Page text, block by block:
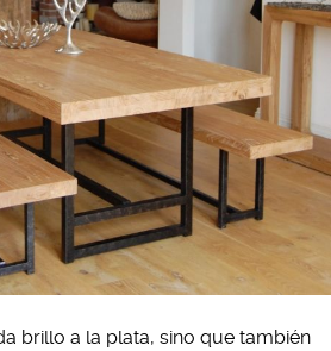
brillo a la plata, sino que también